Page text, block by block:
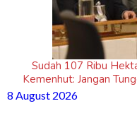
Sudah 107 Ribu
Kemenhut: Jangan
8 August 2026